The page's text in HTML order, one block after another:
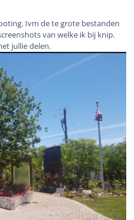
Ivm de te grote bestanden
van welke ik bij knip.
jullie delen.